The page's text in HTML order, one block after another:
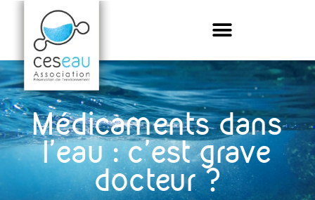
Médicaments dans
l’eau : c’est grave
docteur ?